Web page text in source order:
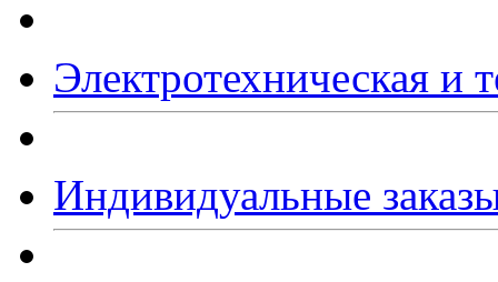
Электротехническая и
Индивидуальные